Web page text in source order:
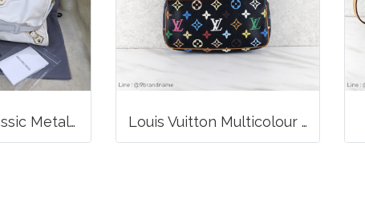
Balenciaga Classic Metallic Edge City Bag Louis Vuitton Multicolour Pochette Canvas